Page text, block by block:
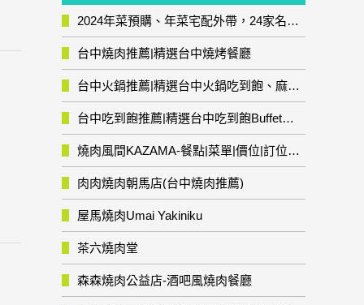
2024年菜預購、年菜宅配外帶，24家名店年菜推薦整理，圍爐輕鬆上菜團圓趣
台中燒肉推薦|精選台中燒烤餐廳
台中火鍋推薦|精選台中火鍋吃到飽、麻辣鍋、鴛鴦鍋、石頭火鍋、酸菜白肉鍋、海鮮鍋、燒酒雞、麻油雞、壽喜燒等熱門人氣火鍋店!
台中吃到飽推薦|精選台中吃到飽Buffet自助餐廳
燒肉風間KAZAMA-餐點|菜單|價位|訂位資訊
肉肉燒肉朝馬店(台中燒肉推薦)
屋馬燒肉Umai Yakiniku
茶六燒肉堂
森森燒肉公益店-酒吧風燒肉餐廳